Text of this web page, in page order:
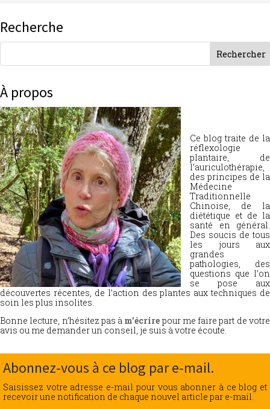
Recherche
À propos
Ce blog traite de la
réflexologie
plantaire, de
l’auriculothérapie,
des principes de la
Médecine
Traditionnelle
Chinoise, de la
diététique et de la
santé en général.
Des soucis de tous
les jours aux
grandes
pathologies, des
questions que l’on
se pose aux
découvertes récentes, de l’action des plantes aux techniques de
soin les plus insolites.
Bonne lecture, n’hésitez pas à m’écrire pour me faire part de votre
avis ou me demander un conseil, je suis à votre écoute.
Abonnez-vous à ce blog par e-mail.
Saisissez votre adresse e-mail pour vous abonner à ce blog et
recevoir une notification de chaque nouvel article par e-mail.